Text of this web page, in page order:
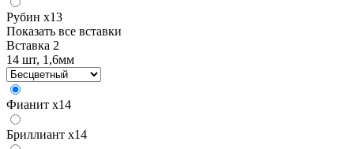
Рубин x13
Показать все вставки
Вставка 2
14 шт, 1,6мм
Фианит x14
Бриллиант x14